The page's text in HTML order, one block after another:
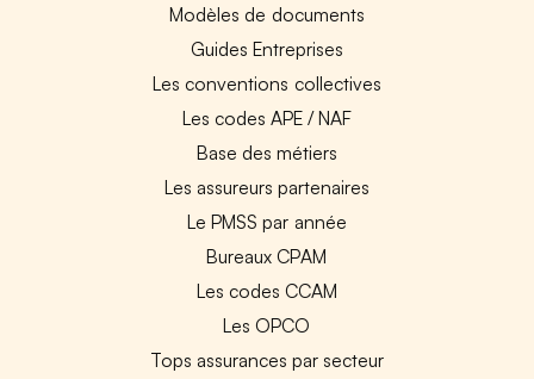
Modèles de documents
Guides Entreprises
Les conventions collectives
Les codes APE / NAF
Base des métiers
Les assureurs partenaires
Le PMSS par année
Bureaux CPAM
Les codes CCAM
Les OPCO
Tops assurances par secteur